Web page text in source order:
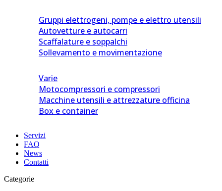
Gruppi elettrogeni, pompe e elettro utensili
Autovetture e autocarri
Scaffalature e soppalchi
Sollevamento e movimentazione
Varie
Motocompressori e compressori
Macchine utensili e attrezzature officina
Box e container
Servizi
FAQ
News
Contatti
Categorie